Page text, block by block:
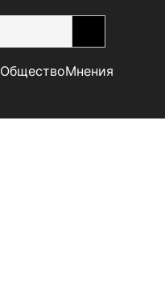
ОбществоМнения